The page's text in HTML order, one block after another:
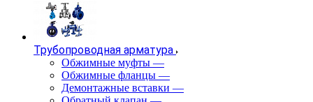
Трубопроводная арматура
Обжимные муфты —
Обжимные фланцы —
Демонтажные вставки —